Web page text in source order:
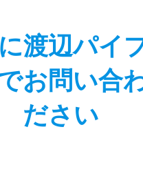
渡辺パイ
お問い合
ださい